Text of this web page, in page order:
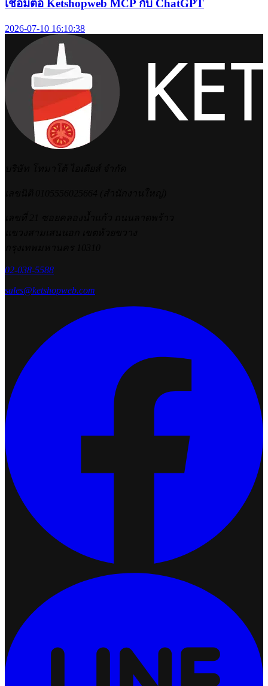
ปรับแต่งการแสดงผลคูปอง (Coupon Display)
2026-07-24 17:50:54